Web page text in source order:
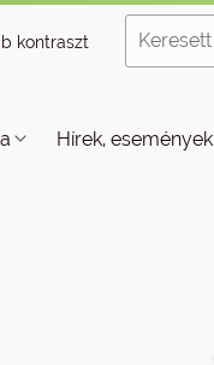
kontraszt
Hírek, események